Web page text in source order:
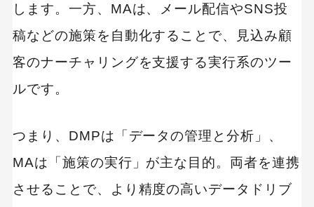
カスタマーリングス
アクティブコア マーケティングクラウド
matomaru
DMP STRATOS
Adobe Real-Time CDP
自社に最適なDMPツールを選定し、データ活用を
します。一方、MAは、メール配信やSNS投
稿などの施策を自動化することで、見込み顧
客のナーチャリングを支援する実行系のツー
ルです。
つまり、DMPは「データの管理と分析」、
MAは「施策の実行」が主な目的。両者を連携
させることで、より精度の高いデータドリブ